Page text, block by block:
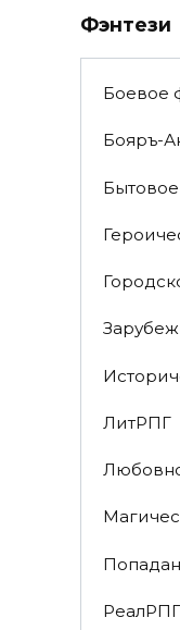
Фэнтези
Боевое
Бояръ-
ЛитРПГ
РеалРПГ